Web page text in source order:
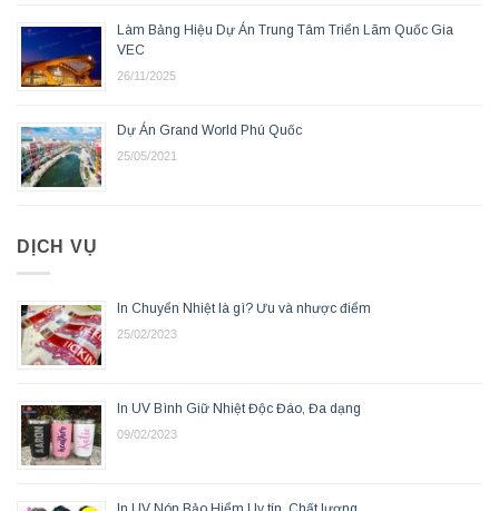
Làm Bảng Hiệu Dự Án Trung Tâm Triển Lãm Quốc Gia
VEC
26/11/2025
Dự Án Grand World Phú Quốc
25/05/2021
DỊCH VỤ
In Chuyển Nhiệt là gì? Ưu và nhược điểm
25/02/2023
In UV Bình Giữ Nhiệt Độc Đáo, Đa dạng
09/02/2023